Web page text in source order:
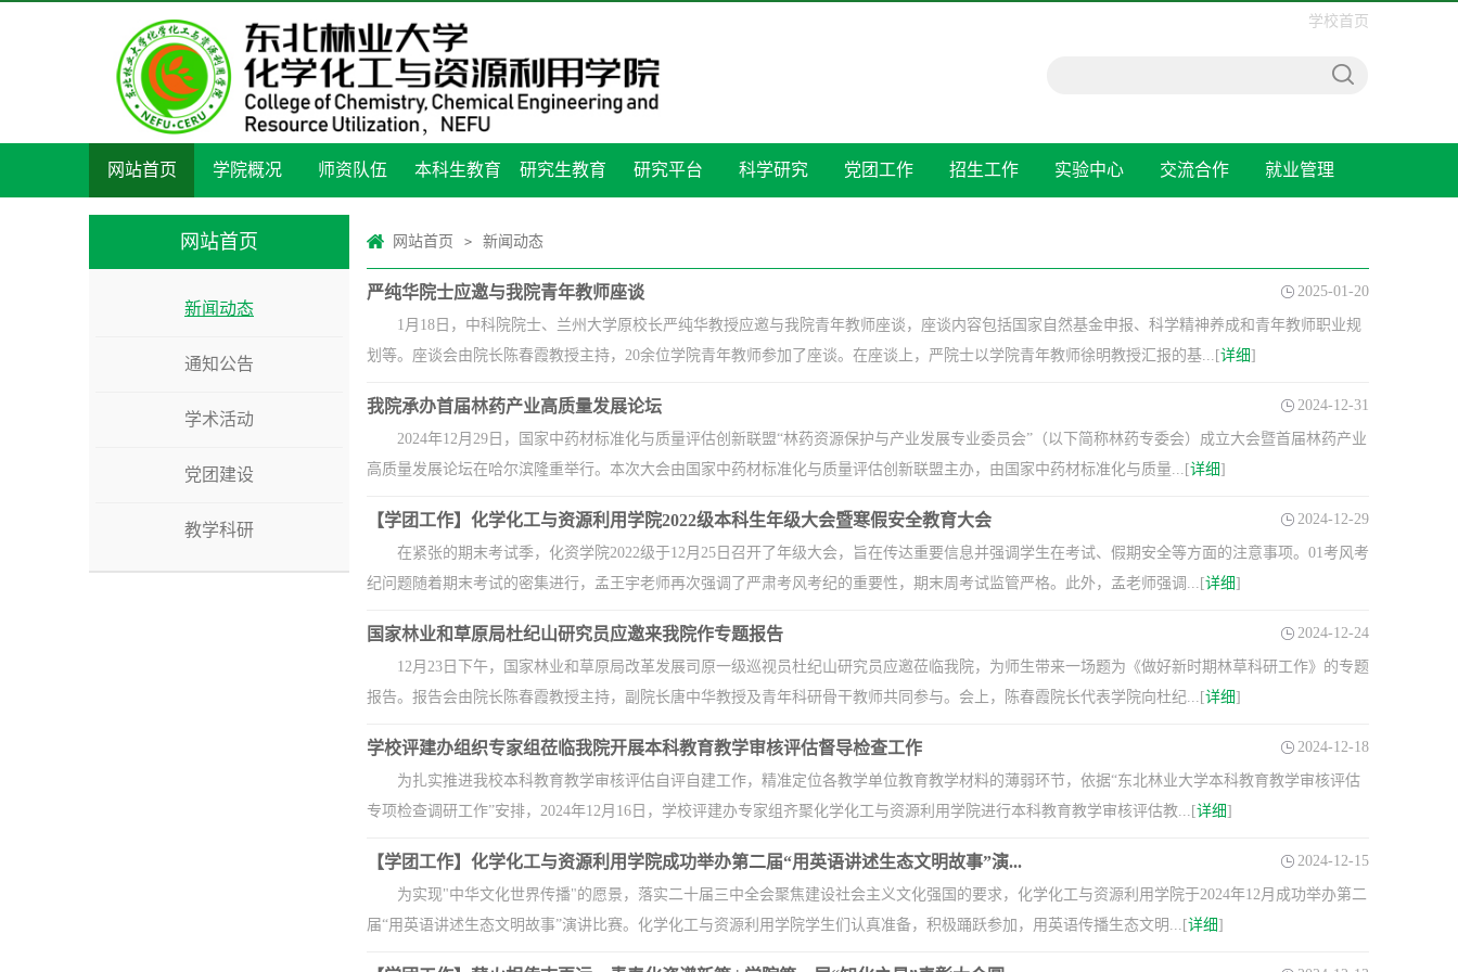
学校首页
网站首页 学院概况 师资队伍 本科生教育 研究生教育 研究平台 科学研究 党团工作 招生工作 实验中心 交流合作 就业管理
网站首页
新闻动态
通知公告
学术活动
党团建设
教学科研
网站首页 > 新闻动态
严纯华院士应邀与我院青年教师座谈 2025-01-20
1月18日，中科院院士、兰州大学原校长严纯华教授应邀与我院青年教师座谈，座谈内容包括国家自然基金申报、科学精神养成和青年教师职业规
划等。座谈会由院长陈春霞教授主持，20余位学院青年教师参加了座谈。在座谈上，严院士以学院青年教师徐明教授汇报的基...[详细]
我院承办首届林药产业高质量发展论坛 2024-12-31
2024年12月29日，国家中药材标准化与质量评估创新联盟“林药资源保护与产业发展专业委员会”（以下简称林药专委会）成立大会暨首届林药产业
高质量发展论坛在哈尔滨隆重举行。本次大会由国家中药材标准化与质量评估创新联盟主办，由国家中药材标准化与质量...[详细]
【学团工作】化学化工与资源利用学院2022级本科生年级大会暨寒假安全教育大会 2024-12-29
在紧张的期末考试季，化资学院2022级于12月25日召开了年级大会，旨在传达重要信息并强调学生在考试、假期安全等方面的注意事项。01考风考
纪问题随着期末考试的密集进行，孟王宇老师再次强调了严肃考风考纪的重要性，期末周考试监管严格。此外，孟老师强调...[详细]
国家林业和草原局杜纪山研究员应邀来我院作专题报告 2024-12-24
12月23日下午，国家林业和草原局改革发展司原一级巡视员杜纪山研究员应邀莅临我院，为师生带来一场题为《做好新时期林草科研工作》的专题
报告。报告会由院长陈春霞教授主持，副院长唐中华教授及青年科研骨干教师共同参与。会上，陈春霞院长代表学院向杜纪...[详细]
学校评建办组织专家组莅临我院开展本科教育教学审核评估督导检查工作 2024-12-18
为扎实推进我校本科教育教学审核评估自评自建工作，精准定位各教学单位教育教学材料的薄弱环节，依据“东北林业大学本科教育教学审核评估
专项检查调研工作”安排，2024年12月16日，学校评建办专家组齐聚化学化工与资源利用学院进行本科教育教学审核评估教...[详细]
【学团工作】化学化工与资源利用学院成功举办第二届“用英语讲述生态文明故事”演... 2024-12-15
为实现"中华文化世界传播"的愿景，落实二十届三中全会聚焦建设社会主义文化强国的要求，化学化工与资源利用学院于2024年12月成功举办第二
届“用英语讲述生态文明故事”演讲比赛。化学化工与资源利用学院学生们认真准备，积极踊跃参加，用英语传播生态文明...[详细]